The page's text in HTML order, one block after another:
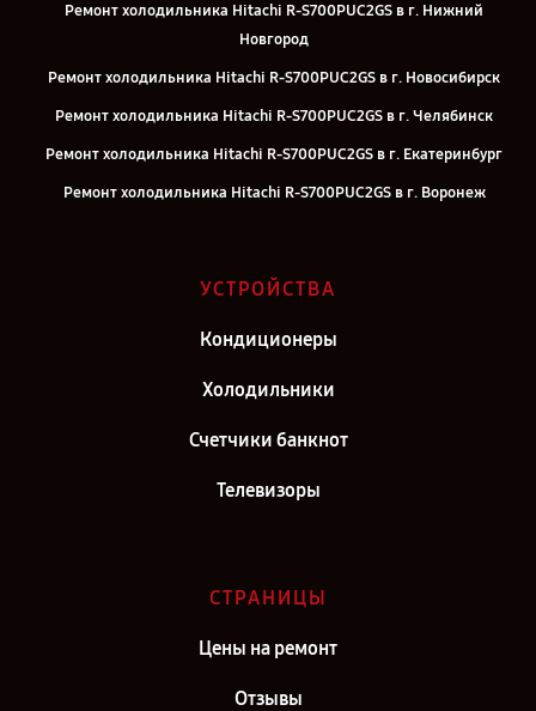
Ремонт холодильника Hitachi R-S700PUC2GS в г. Нижний
Новгород
Ремонт холодильника Hitachi R-S700PUC2GS в г. Новосибирск
Ремонт холодильника Hitachi R-S700PUC2GS в г. Челябинск
Ремонт холодильника Hitachi R-S700PUC2GS в г. Екатеринбург
Ремонт холодильника Hitachi R-S700PUC2GS в г. Воронеж
Ремонт холодильника Hitachi R-S700PUC2GS в г. Москва
Ремонт холодильника Hitachi R-S700PUC2GS в г. Санкт-Петербург
УСТРОЙСТВА
Кондиционеры
Холодильники
Счетчики банкнот
Телевизоры
СТРАНИЦЫ
Цены на ремонт
Отзывы